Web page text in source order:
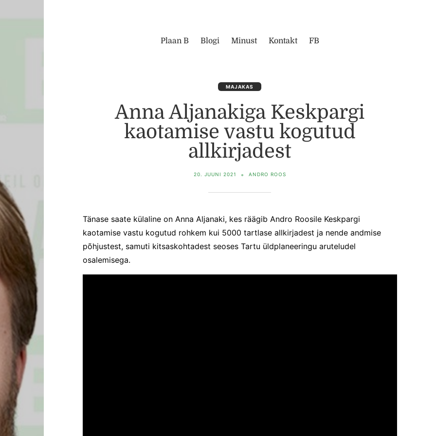
Plaan B Blogi Minust Kontakt FB
MAJAKAS
Anna Aljanakiga Keskpargi
kaotamise vastu kogutud
allkirjadest
20. JUUNI 2021 ANDRO ROOS
Tänase saate külaline on Anna Aljanaki, kes räägib Andro Roosile Keskpargi
kaotamise vastu kogutud rohkem kui 5000 tartlase allkirjadest ja nende andmise
põhjustest, samuti kitsaskohtadest seoses Tartu üldplaneeringu aruteludel
osalemisega.